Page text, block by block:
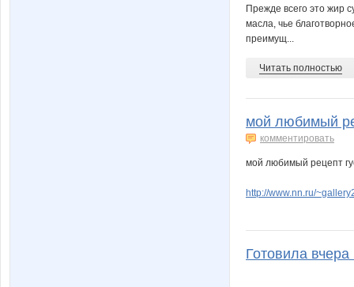
Прежде всего это жир
масла, чье
преимущ...
Читать полностью
мой любимый
комментировать
мой любимый рецепт
http://www.nn.ru/
Готовила